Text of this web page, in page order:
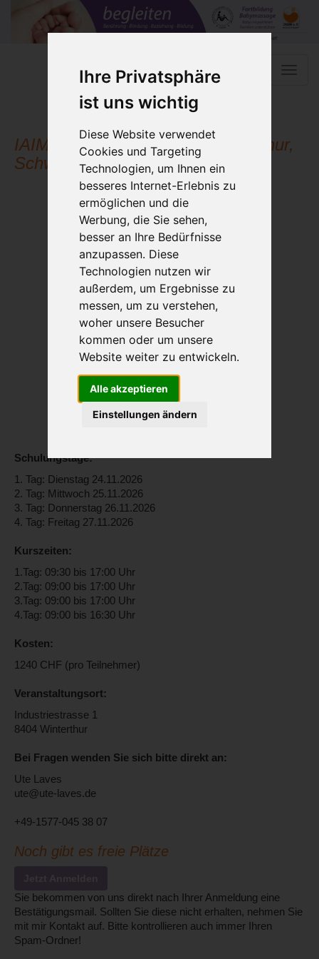
Ihre Privatsphäre
ist uns wichtig
Diese Website verwendet
Cookies und Targeting
Technologien, um Ihnen ein
besseres Internet-Erlebnis zu
ermöglichen und die
Werbung, die Sie sehen,
besser an Ihre Bedürfnisse
anzupassen. Diese
Technologien nutzen wir
außerdem, um Ergebnisse zu
messen, um zu verstehen,
woher unsere Besucher
kommen oder um unsere
Website weiter zu entwickeln.
Alle akzeptieren
Einstellungen ändern
Toggle
IAIM Kursleiterausbildung Winterthur,
Schweiz 11-2026
Schulungstage:
1. Tag: Dienstag 24.11.2026
2. Tag: Mittwoch 25.11.2026
3. Tag: Donnerstag 26.11.2026
4. Tag: Freitag 27.11.2026
Kurszeiten:
1.Tag: 09:30 bis 17:00 Uhr
2.Tag: 09:00 bis 17:00 Uhr
3.Tag: 09:00 bis 17:00 Uhr
4.Tag: 09:00 bis 16:30 Uhr
Kosten:
1240 CHF (pro Teilnehmer)
Veranstaltungsort:
Industriestrasse 1
8404 Winterthur
Bei Fragen wenden Sie sich bitte direkt an:
Ute Laves
ute@ute-laves.de
+49-1577-045 38 07
Noch gibt es freie Plätze
Sie bekommen von uns direkt nach Ihrer Anmeldung eine
Bestätigungsmail. Sollten Sie diese nicht erhalten, nehmen Sie
mit mir Kontakt auf. Bitte kontrollieren auch immer Ihren
Spam-Ordner!